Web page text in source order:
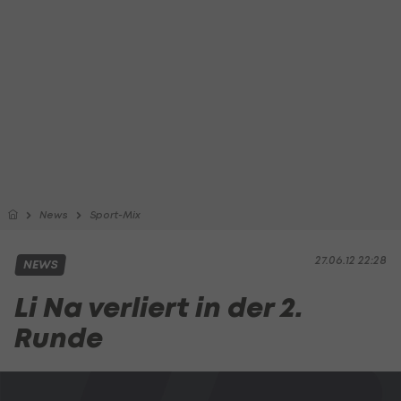
News Sport-Mix
27.06.12 22:28
NEWS
Li Na verliert in der 2.
Runde